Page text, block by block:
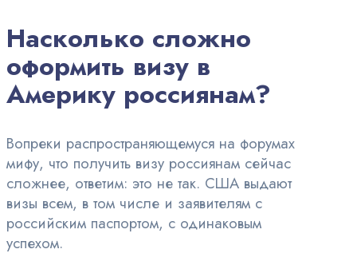
Насколько сложно
оформить визу в
Америку россиянам?
Вопреки распространяющемуся на форумах
мифу, что получить визу россиянам сейчас
сложнее, ответим: это не так. США выдают
визы всем, в том числе и заявителям с
российским паспортом, с одинаковым
успехом.